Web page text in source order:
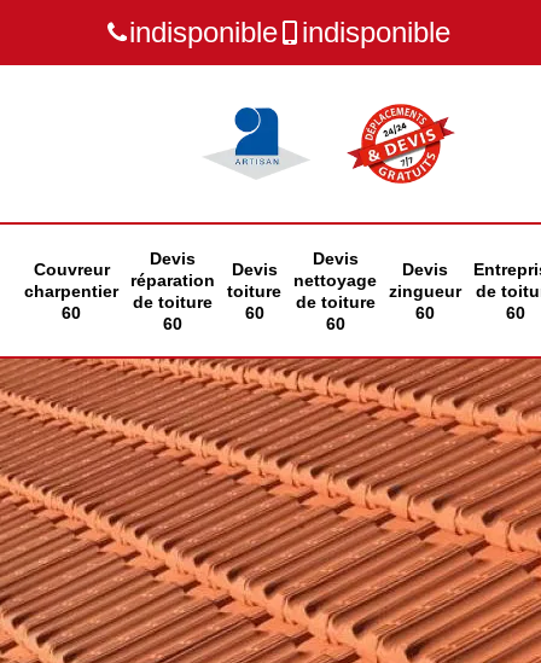
indisponible indisponible
Couvreur
charpentier
60
Devis
réparation
de toiture
60
Devis
toiture
60
Devis
nettoyage
de toiture
60
Devis
zingueur
60
de
60